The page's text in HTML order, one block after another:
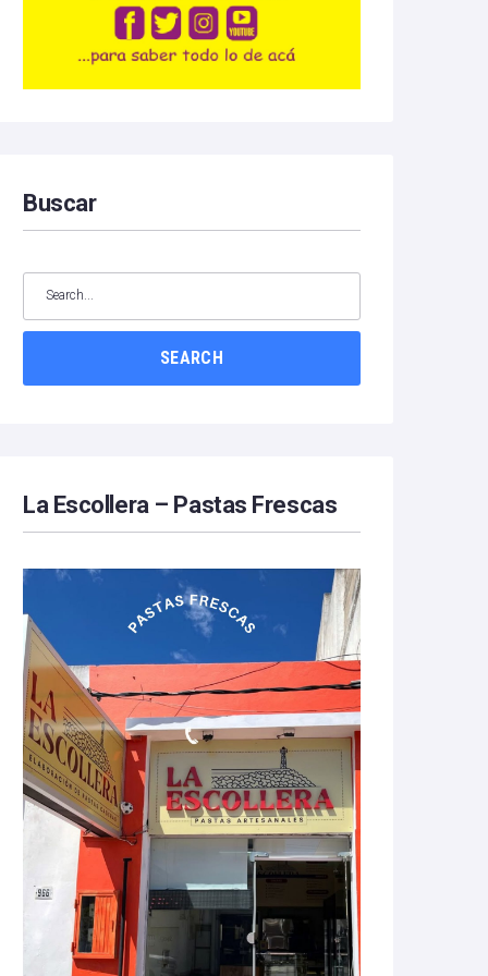
Buscar
SEARCH
La Escollera – Pastas Frescas